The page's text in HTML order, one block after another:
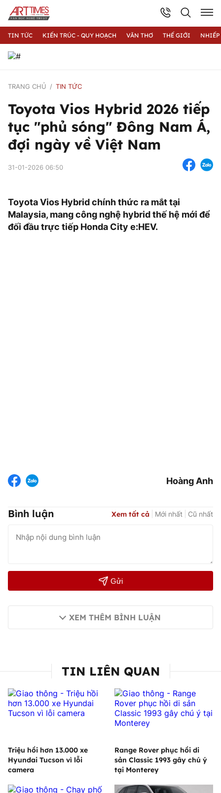
TIN TỨC KIẾN TRÚC - QUY HOẠCH VĂN THƠ THẾ GIỚI
TRANG CHỦ TIN TỨC
Toyota Vios Hybrid 2026 tiếp
tục "phủ sóng" Đông Nam Á,
đợi ngày về Việt Nam
31-01-2026 06:50
Toyota Vios Hybrid chính thức ra mắt tại
Malaysia, mang công nghệ hybrid thế hệ mới để
đối đầu trực tiếp Honda City e:HEV.
Hoàng Anh
Bình luận Xem tất cả Mới nhất Cũ nhất
Gửi
XEM THÊM BÌNH LUẬN
TIN LIÊN QUAN
Triệu hồi hơn 13.000 xe
Hyundai Tucson vì lỗi
camera
Range Rover phục hồi di
sản Classic 1993 gây chú ý
tại Monterey